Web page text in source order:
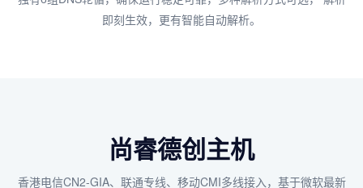
即刻生效，更有智能自动解析。
尚睿德创主机
香港电信CN2-GIA、联通专线、移动CMI多线接入，基于微软最新